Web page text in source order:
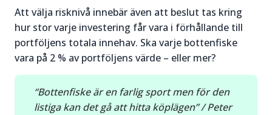
Att välja risknivå innebär även att beslut tas kring
hur stor varje investering får vara i förhållande till
portföljens totala innehav. Ska varje bottenfiske
vara på 2 % av portföljens värde – eller mer?
“Bottenfiske är en farlig sport men för den
listiga kan det gå att hitta köplägen” / Peter